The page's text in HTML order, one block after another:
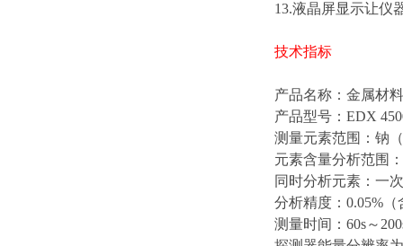
13.液晶屏显示让仪
技术指标
产品名称：金属材
产品型号：EDX
测量元素范围：钠
元素含量分析范围
同时分析元素：一
分析精度：0.05%
测量时间：60s～